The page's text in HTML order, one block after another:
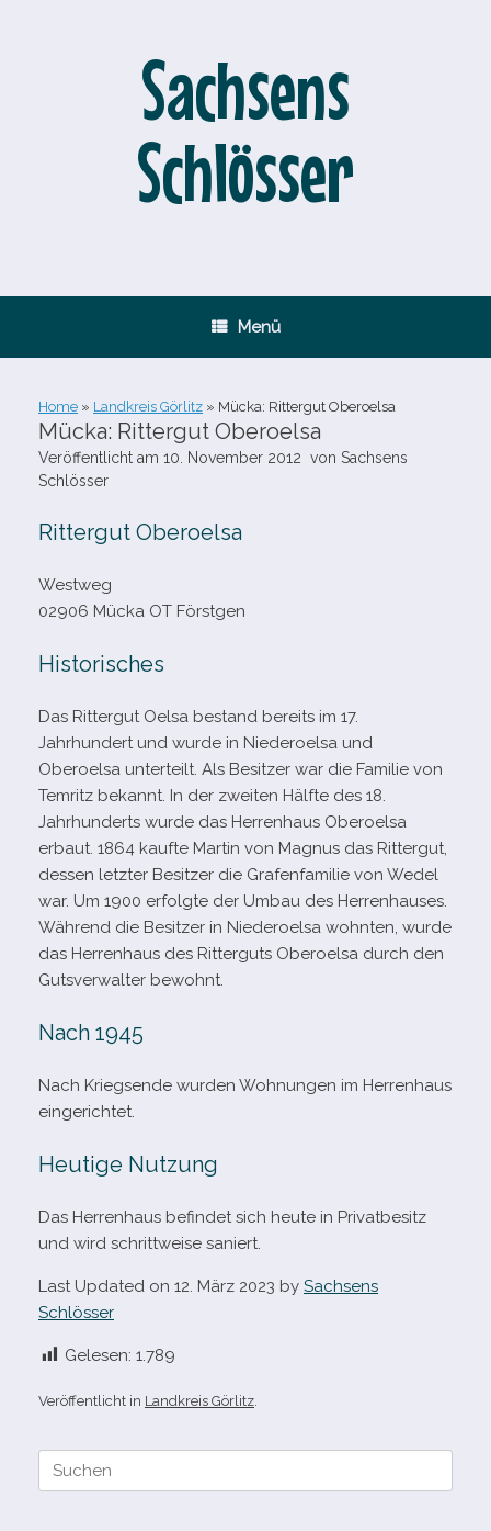
Sachsens
Schlösser
Menü
Home » Landkreis Görlitz » Mücka: Rittergut Oberoelsa
Mücka: Rittergut Oberoelsa
Veröffentlicht am 10. November 2012 von Sachsens
Schlösser
Rittergut Oberoelsa
Westweg
02906 Mücka OT Förstgen
Historisches
Das Rittergut Oelsa bestand bereits im 17.
Jahrhundert und wurde in Niederoelsa und
Oberoelsa unter­teilt. Als Besitzer war die Familie von
Temritz bekannt. In der zwei­ten Hälfte des 18.
Jahrhunderts wurde das Herrenhaus Oberoelsa
erbaut. 1864 kaufte Martin von Magnus das Rittergut,
des­sen letz­ter Besitzer die Grafenfamilie von Wedel
war. Um 1900 erfolgte der Umbau des Herrenhauses.
Während die Besitzer in Niederoelsa wohn­ten, wurde
das Herrenhaus des Ritterguts Oberoelsa durch den
Gutsverwalter bewohnt.
Nach 1945
Nach Kriegsende wur­den Wohnungen im Herrenhaus
eingerichtet.
Heutige Nutzung
Das Herrenhaus befin­det sich heute in Privatbesitz
und wird schritt­weise saniert.
Last Updated on 12. März 2023 by Sachsens
Schlösser
Gelesen: 1.789
Veröffentlicht in Landkreis Görlitz
Suche